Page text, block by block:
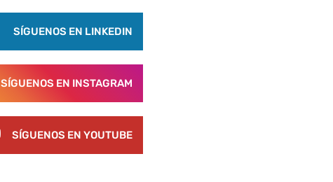
SÍGUENOS EN LINKEDIN
SÍGUENOS EN INSTAGRAM
SÍGUENOS EN YOUTUBE